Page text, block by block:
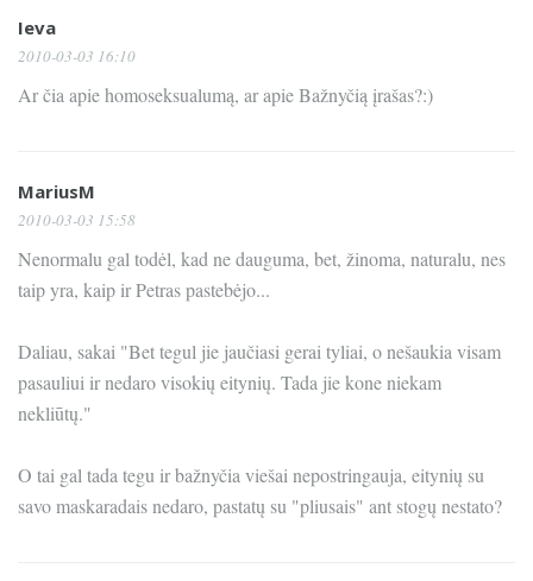
Ieva
2010-03-03 16:10
Ar čia apie homoseksualumą, ar apie Bažnyčią įrašas?:)
MariusM
2010-03-03 15:58
Nenormalu gal todėl, kad ne dauguma, bet, žinoma, naturalu, nes
taip yra, kaip ir Petras pastebėjo...
Daliau, sakai "Bet tegul jie jaučiasi gerai tyliai, o nešaukia visam
pasauliui ir nedaro visokių eitynių. Tada jie kone niekam
nekliūtų."
O tai gal tada tegu ir bažnyčia viešai nepostringauja, eitynių su
savo maskaradais nedaro, pastatų su "pliusais" ant stogų nestato?